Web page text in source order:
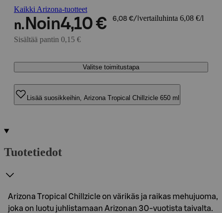
Kaikki Arizona-tuotteet
n. Noin4,10 € 6,08 €/l vertailuhinta 6,08 €/l
Sisältää pantin 0,15 €
Valitse toimitustapa
Lisää suosikkeihin, Arizona Tropical Chillzicle 650 ml
Tuotetiedot
Arizona Tropical Chillzicle on värikäs ja raikas mehujuoma,
joka on luotu juhlistamaan Arizonan 30-vuotista taivalta.